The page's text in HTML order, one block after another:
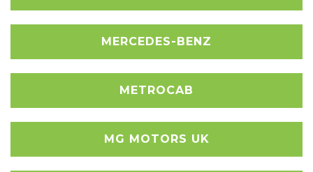
MERCEDES-BENZ
METROCAB
MG MOTORS UK